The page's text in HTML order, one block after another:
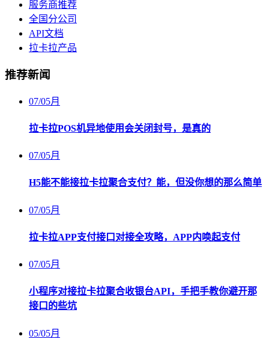
服务商推荐
全国分公司
API文档
拉卡拉产品
推荐新闻
07/05月
拉卡拉POS机异地使用会关闭封号，是真的
07/05月
H5能不能接拉卡拉聚合支付？能，但没你想的那么简单
07/05月
拉卡拉APP支付接口对接全攻略，APP内唤起支付
07/05月
小程序对接拉卡拉聚合收银台API，手把手教你避开那
接口的些坑
05/05月